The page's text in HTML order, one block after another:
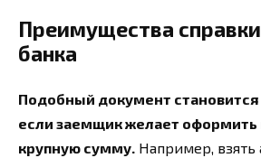
Преимущества
банка
Подобный документ
если заемщик желает оформить
крупную сумму. Например,